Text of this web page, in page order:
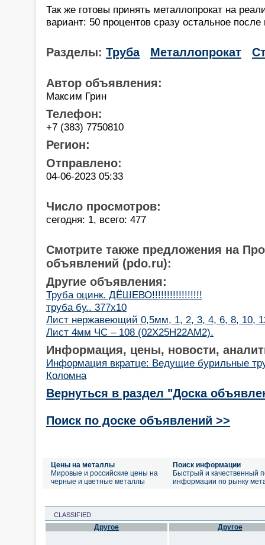
Так же готовы принять металлопрокат на
вариант: 50 процентов сразу остальное
Разделы: Труба Металлопрокат
Автор объявления:
Максим Грин
Телефон:
+7 (383) 7750810
Регион:
Отправлено:
04-06-2023 05:33
Число просмотров:
сегодня: 1, всего: 477
Смотрите также предложения на
объявлений (pdo.ru):
Другие объявления:
Труба оцинк. ДЁШЕВО!!!!!!!!!!!!!!!!!
труба бу.. 377х10
Лист нержавеющий 0,5мм, 1, 2, 3, 4, 6, 8, 10,
Лист 4мм ЧС – 108 (02Х25Н22АМ2).
Информация, цены, новости,
Информация вкратце: Ведущие бурильные
Коломна
Вернуться в раздел "Доска
Поиск по доске объявлений >>
Цены на металлы
Мировые и российские цены на
черные и цветные металлы
Поиск информации
Быстрый и качественный
информации по рынку
CLASSIFIED
Другое Другое